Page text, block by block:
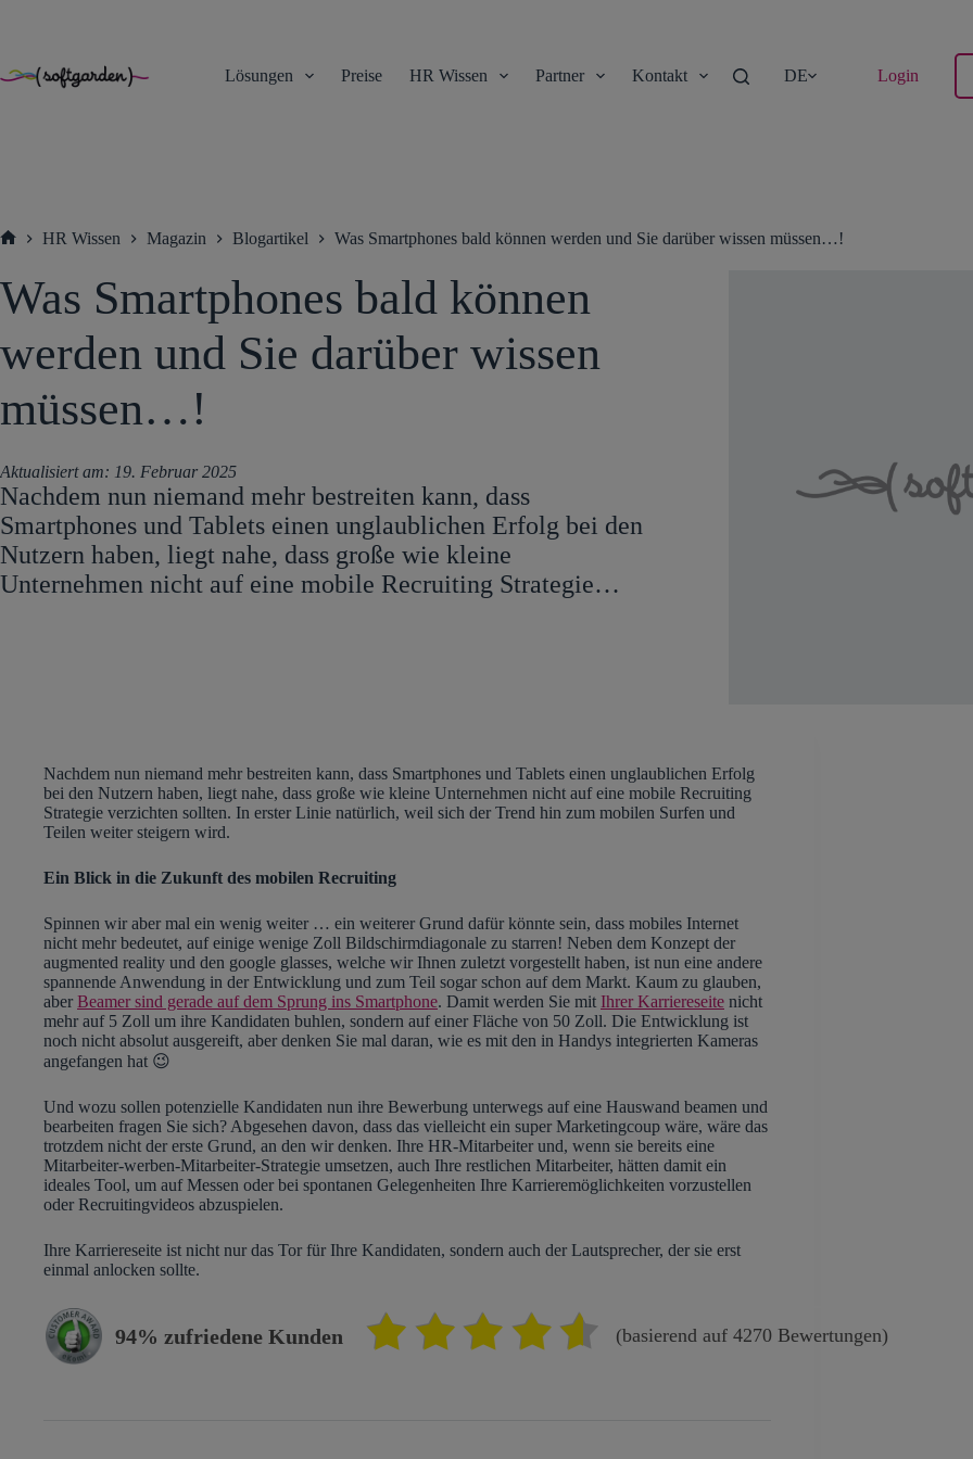
springen
Lösungen Preise HR Wissen Partner Kontakt DE Login
HR Wissen Magazin Blogartikel Was Smartphones bald können werden und Sie darüber wissen müssen…!
Was Smartphones bald können
werden und Sie darüber wissen
müssen…!
Aktualisiert am: 19. Februar 2025
Nachdem nun niemand mehr bestreiten kann, dass
Smartphones und Tablets einen unglaublichen Erfolg bei den
Nutzern haben, liegt nahe, dass große wie kleine
Unternehmen nicht auf eine mobile Recruiting Strategie…
Nachdem nun niemand mehr bestreiten kann, dass Smartphones und Tablets einen unglaublichen Erfolg
bei den Nutzern haben, liegt nahe, dass große wie kleine Unternehmen nicht auf eine mobile Recruiting
Strategie verzichten sollten. In erster Linie natürlich, weil sich der Trend hin zum mobilen Surfen und
Teilen weiter steigern wird.
Ein Blick in die Zukunft des mobilen Recruiting
Spinnen wir aber mal ein wenig weiter … ein weiterer Grund dafür könnte sein, dass mobiles Internet
nicht mehr bedeutet, auf einige wenige Zoll Bildschirmdiagonale zu starren! Neben dem Konzept der
augmented reality und den google glasses, welche wir Ihnen zuletzt vorgestellt haben, ist nun eine andere
spannende Anwendung in der Entwicklung und zum Teil sogar schon auf dem Markt. Kaum zu glauben,
aber Beamer sind gerade auf dem Sprung ins Smartphone. Damit werden Sie mit Ihrer Karriereseite nicht
mehr auf 5 Zoll um ihre Kandidaten buhlen, sondern auf einer Fläche von 50 Zoll. Die Entwicklung ist
noch nicht absolut ausgereift, aber denken Sie mal daran, wie es mit den in Handys integrierten Kameras
angefangen hat 😉
Und wozu sollen potenzielle Kandidaten nun ihre Bewerbung unterwegs auf eine Hauswand beamen und
bearbeiten fragen Sie sich? Abgesehen davon, dass das vielleicht ein super Marketingcoup wäre, wäre das
trotzdem nicht der erste Grund, an den wir denken. Ihre HR-Mitarbeiter und, wenn sie bereits eine
Mitarbeiter-werben-Mitarbeiter-Strategie umsetzen, auch Ihre restlichen Mitarbeiter, hätten damit ein
ideales Tool, um auf Messen oder bei spontanen Gelegenheiten Ihre Karrieremöglichkeiten vorzustellen
oder Recruitingvideos abzuspielen.
Ihre Karriereseite ist nicht nur das Tor für Ihre Kandidaten, sondern auch der Lautsprecher, der sie erst
einmal anlocken sollte.
94% zufriedene Kunden (basierend auf 4270 Bewertungen)